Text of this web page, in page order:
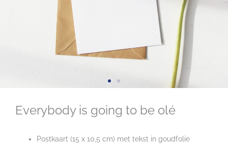
Everybody is going to be olé
Postkaart (15 x 10,5 cm) met tekst in goudfolie